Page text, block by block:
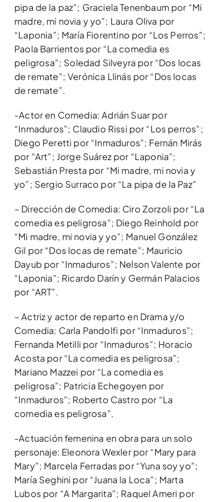
pipa de la paz”; Graciela Tenenbaum por “Mi
madre, mi novia y yo”; Laura Oliva por
“Laponia”; María Fiorentino por “Los Perros”;
Paola Barrientos por “La comedia es
peligrosa”; Soledad Silveyra por “Dos locas
de remate”; Verónica Llinás por “Dos locas
de remate”.
-Actor en Comedia: Adrián Suar por
“Inmaduros”; Claudio Rissi por “Los perros”;
Diego Peretti por “Inmaduros”; Fernán Mirás
por “Art”; Jorge Suárez por “Laponia”;
Sebastián Presta por “Mi madre, mi novia y
yo”; Sergio Surraco por “La pipa de la Paz”
– Dirección de Comedia: Ciro Zorzoli por “La
comedia es peligrosa”; Diego Reinhold por
“Mi madre, mi novia y yo”; Manuel González
Gil por “Dos locas de remate”; Mauricio
Dayub por “Inmaduros”; Nelson Valente por
“Laponia”; Ricardo Darín y Germán Palacios
por “ART”.
– Actriz y actor de reparto en Drama y/o
Comedia: Carla Pandolfi por “Inmaduros”;
Fernanda Metilli por “Inmaduros”; Horacio
Acosta por “La comedia es peligrosa”;
Mariano Mazzei por “La comedia es
peligrosa”; Patricia Echegoyen por
“Inmaduros”; Roberto Castro por “La
comedia es peligrosa”.
-Actuación femenina en obra para un solo
personaje: Eleonora Wexler por “Mary para
Mary”; Marcela Ferradas por “Yuna soy yo”;
María Seghini por “Juana la Loca”; Marta
Lubos por “A Margarita”; Raquel Ameri por